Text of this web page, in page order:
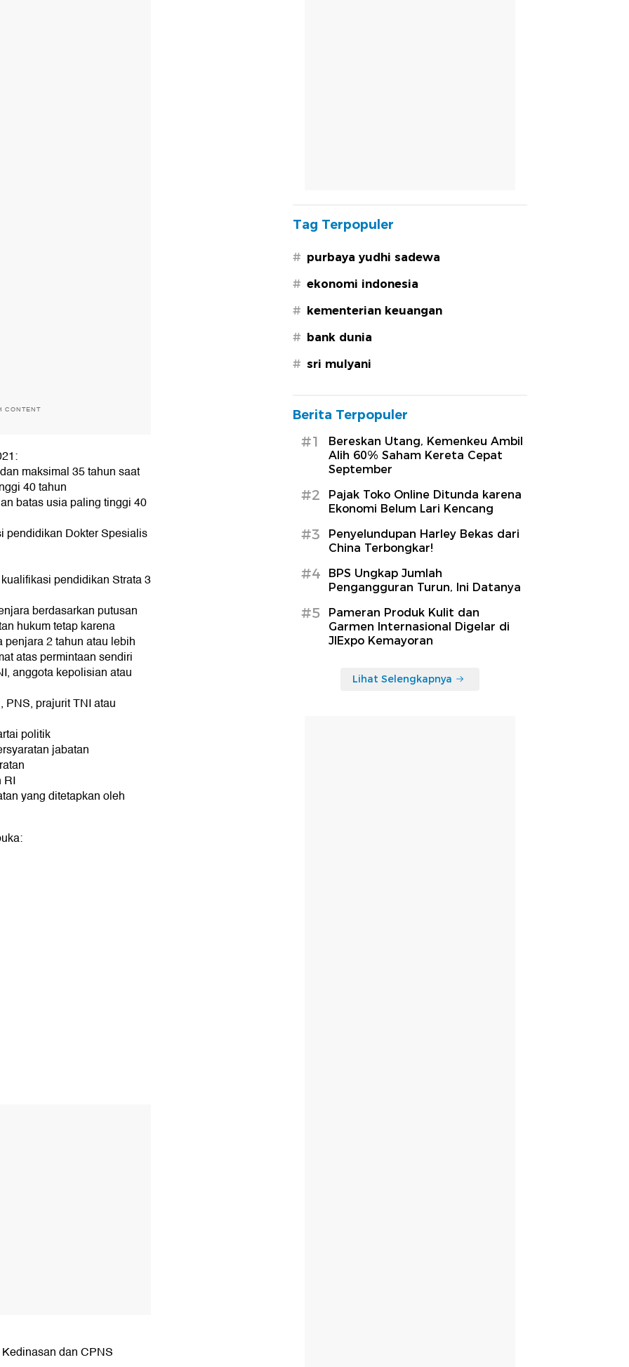
CONTENT
maksimal 35 tahun saat
40 tahun
batas usia paling tinggi 40
pendidikan Dokter Spesialis
pendidikan Strata 3
berdasarkan putusan
hukum tetap karena
2 tahun atau lebih
atas permintaan sendiri
anggota kepolisian atau
prajurit TNI atau
politik
jabatan
RI
yang ditetapkan oleh
dan CPNS
Tag Terpopuler
# purbaya yudhi sadewa
# ekonomi indonesia
# kementerian keuangan
# bank dunia
# sri mulyani
Berita Terpopuler
#1
Bereskan Utang, Kemenkeu Ambil
Alih 60% Saham Kereta Cepat
September
#2
Pajak Toko Online Ditunda karena
Ekonomi Belum Lari Kencang
#3
Penyelundupan Harley Bekas dari
China Terbongkar!
#4
BPS Ungkap Jumlah
Pengangguran Turun, Ini Datanya
#5
Pameran Produk Kulit dan
Garmen Internasional Digelar di
JIExpo Kemayoran
Lihat Selengkapnya